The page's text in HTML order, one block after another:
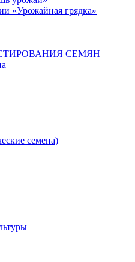
«Урожайная грядка»
СЕМЯН
семена)